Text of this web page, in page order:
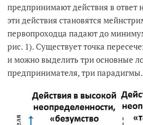
предпринимают действия в ответ
эти действия становятся
первопроходца падают до
рис. 1). Существует точка
и можно выделить три основные
предпринимателя, три парадигмы.